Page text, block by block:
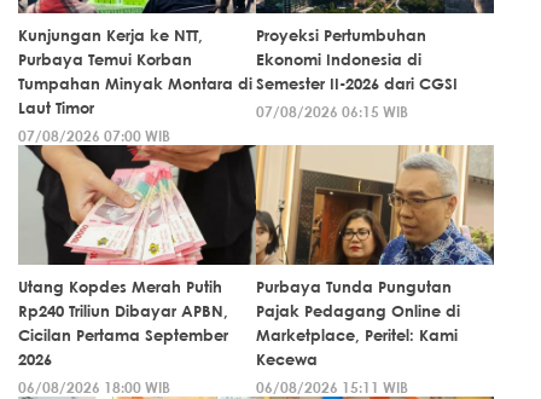
Kunjungan Kerja ke NTT,
Purbaya Temui Korban
Tumpahan Minyak Montara di
Laut Timor
07/08/2026 07:00 WIB
Proyeksi Pertumbuhan
Ekonomi Indonesia di
Semester II-2026 dari CGSI
07/08/2026 06:15 WIB
Utang Kopdes Merah Putih
Rp240 Triliun Dibayar APBN,
Cicilan Pertama September
2026
06/08/2026 18:00 WIB
Purbaya Tunda Pungutan
Pajak Pedagang Online di
Marketplace, Peritel: Kami
Kecewa
06/08/2026 15:11 WIB